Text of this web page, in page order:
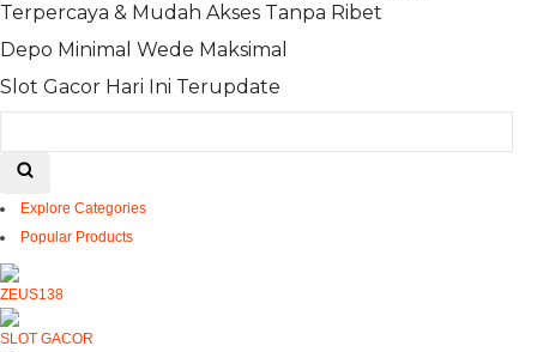
Terpercaya & Mudah Akses Tanpa Ribet
Depo Minimal Wede Maksimal
Slot Gacor Hari Ini Terupdate
Explore Categories
Popular Products
ZEUS138
SLOT GACOR